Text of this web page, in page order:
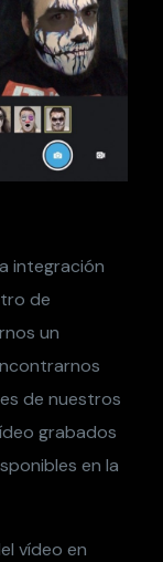
integración
de
un
de nuestros
grabados
en la
vídeo en